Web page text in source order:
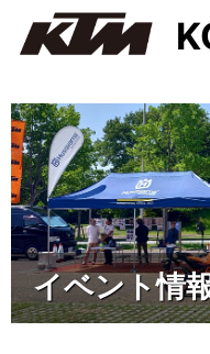
イベント情